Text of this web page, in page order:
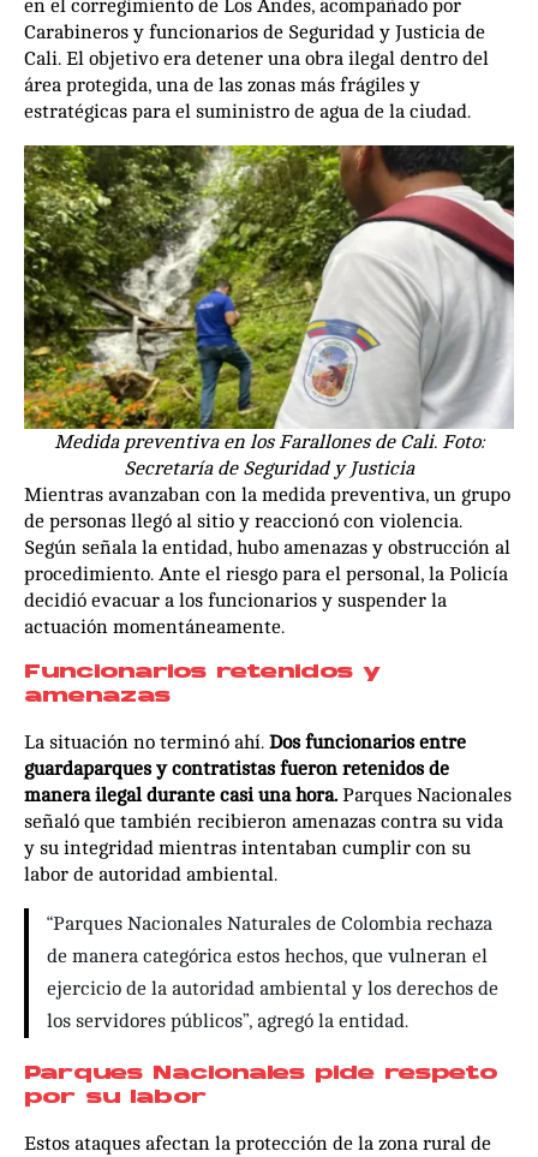
en el corregimiento de Los Andes, acompañado por
Carabineros y funcionarios de Seguridad y Justicia de
Cali. El objetivo era detener una obra ilegal dentro del
área protegida, una de las zonas más frágiles y
estratégicas para el suministro de agua de la ciudad.
Medida preventiva en los Farallones de Cali. Foto:
Secretaría de Seguridad y Justicia
Mientras avanzaban con la medida preventiva, un grupo
de personas llegó al sitio y reaccionó con violencia.
Según señala la entidad, hubo amenazas y obstrucción al
procedimiento. Ante el riesgo para el personal, la Policía
decidió evacuar a los funcionarios y suspender la
actuación momentáneamente.
Funcionarios retenidos y
amenazas
La situación no terminó ahí. Dos funcionarios entre
guardaparques y contratistas fueron retenidos de
manera ilegal durante casi una hora. Parques Nacionales
señaló que también recibieron amenazas contra su vida
y su integridad mientras intentaban cumplir con su
labor de autoridad ambiental.
“Parques Nacionales Naturales de Colombia rechaza
de manera categórica estos hechos, que vulneran el
ejercicio de la autoridad ambiental y los derechos de
los servidores públicos”, agregó la entidad.
Parques Nacionales pide respeto
por su labor
Estos ataques afectan la protección de la zona rural de